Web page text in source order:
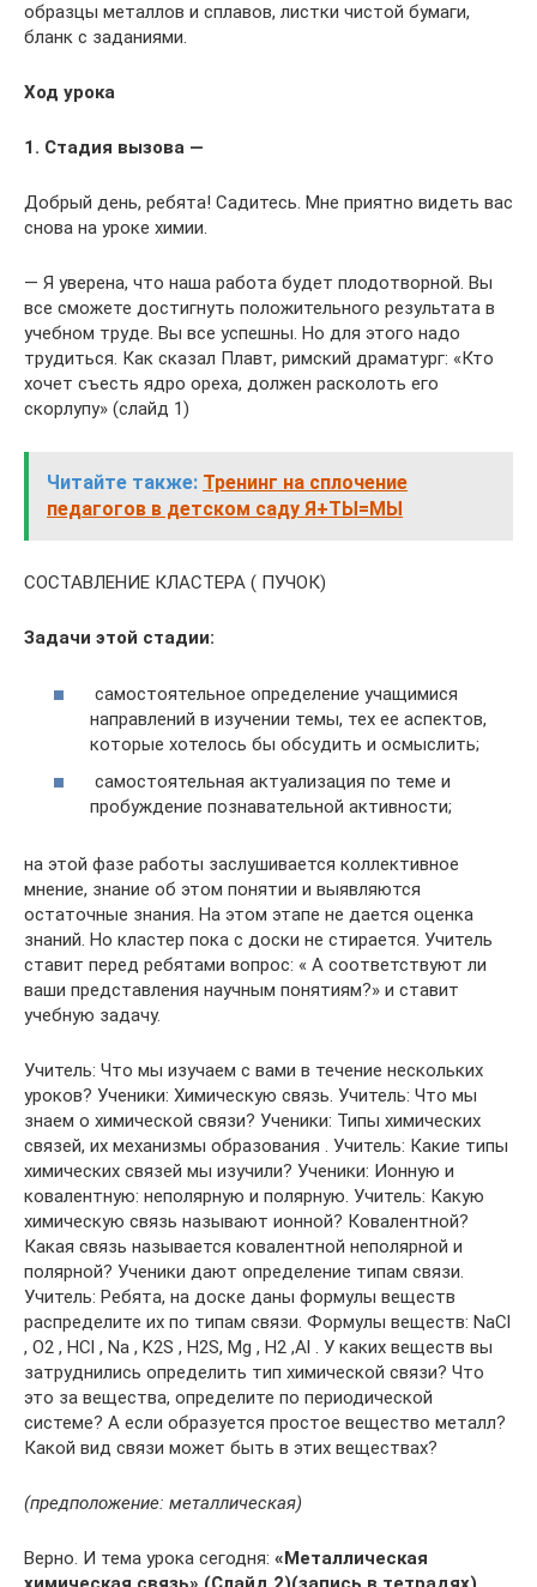
образцы металлов и сплавов, листки чистой бумаги,
бланк с заданиями.
Ход урока
1. Стадия вызова —
Добрый день, ребята! Садитесь. Мне приятно видеть вас
снова на уроке химии.
— Я уверена, что наша работа будет плодотворной. Вы
все сможете достигнуть положительного результата в
учебном труде. Вы все успешны. Но для этого надо
трудиться. Как сказал Плавт, римский драматург: «Кто
хочет съесть ядро ореха, должен расколоть его
скорлупу» (слайд 1)
Читайте также: Тренинг на сплочение
педагогов в детском саду Я+ТЫ=МЫ
СОСТАВЛЕНИЕ КЛАСТЕРА ( ПУЧОК)
Задачи этой стадии:
самостоятельное определение учащимися
направлений в изучении темы, тех ее аспектов,
которые хотелось бы обсудить и осмыслить;
самостоятельная актуализация по теме и
пробуждение познавательной активности;
на этой фазе работы заслушивается коллективное
мнение, знание об этом понятии и выявляются
остаточные знания. На этом этапе не дается оценка
знаний. Но кластер пока с доски не стирается. Учитель
ставит перед ребятами вопрос: « А соответствуют ли
ваши представления научным понятиям?» и ставит
учебную задачу.
Учитель: Что мы изучаем с вами в течение нескольких
уроков? Ученики: Химическую связь. Учитель: Что мы
знаем о химической связи? Ученики: Типы химических
связей, их механизмы образования . Учитель: Какие типы
химических связей мы изучили? Ученики: Ионную и
ковалентную: неполярную и полярную. Учитель: Какую
химическую связь называют ионной? Ковалентной?
Какая связь называется ковалентной неполярной и
полярной? Ученики дают определение типам связи.
Учитель: Ребята, на доске даны формулы веществ
распределите их по типам связи. Формулы веществ: NaCl
, O2 , HCl , Na , K2S , H2S, Mg , H2 ,Al . У каких веществ вы
затруднились определить тип химической связи? Что
это за вещества, определите по периодической
системе? А если образуется простое вещество металл?
Какой вид связи может быть в этих веществах?
(предположение: металлическая)
Верно. И тема урока сегодня: «Металлическая